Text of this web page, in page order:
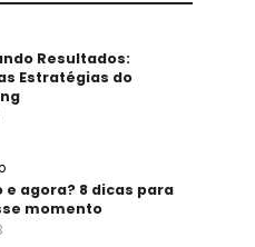
Resultados:
Estratégias do
e agora? 8 dicas para
momento